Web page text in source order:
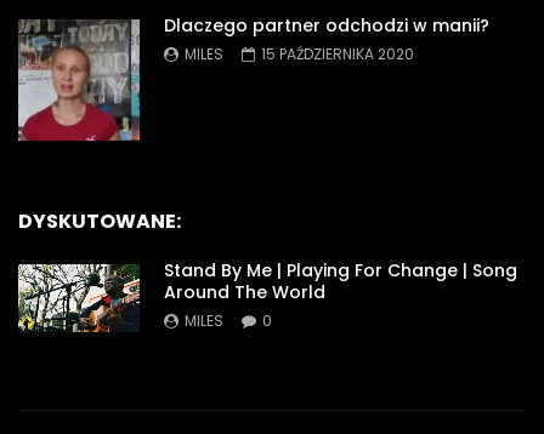
Dlaczego partner odchodzi w manii?
MILES 15 PAŹDZIERNIKA 2020
DYSKUTOWANE:
Stand By Me | Playing For Change | Song
Around The World
MILES 0